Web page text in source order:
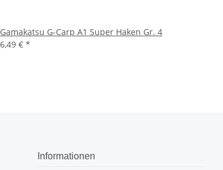
Gamakatsu G-Carp A1 Super Haken Gr. 4
6,49 € *
Informationen